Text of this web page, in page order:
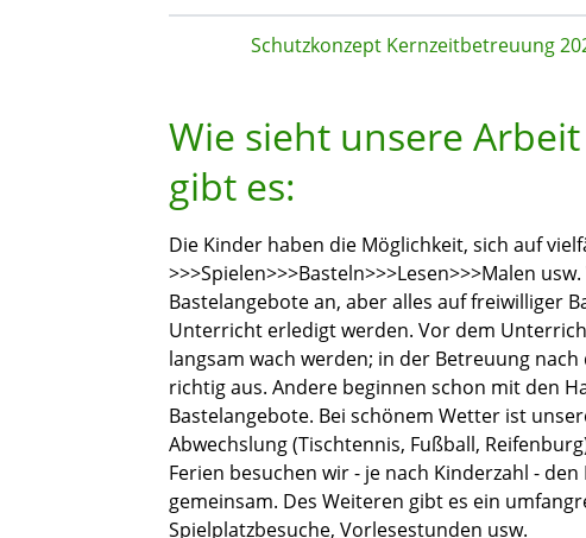
Schutzkonzept Kernzeitbetreuung
Wie sieht unsere
gibt es:
Die Kinder haben die Möglichkeit, sich auf
>>>Spielen>>>Basteln>>>Lesen>>>Malen
Bastelangebote an, aber alles auf freiwilliger
Unterricht erledigt werden. Vor dem
langsam wach werden; in der Betreuung
richtig aus. Andere beginnen schon mit den
Bastelangebote. Bei schönem Wetter ist
Abwechslung (Tischtennis, Fußball,
Ferien besuchen wir - je nach Kinderzahl -
gemeinsam. Des Weiteren gibt es ein
Spielplatzbesuche, Vorlesestunden usw.